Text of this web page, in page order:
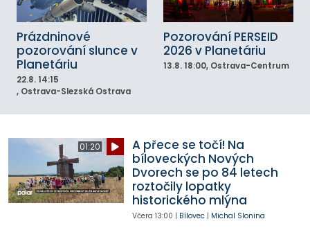
Prázdninové
pozorování slunce v
Planetáriu
22.8. 14:15
, Ostrava-Slezská Ostrava
Pozorování PERSEID
2026 v Planetáriu
13.8. 18:00, Ostrava-Centrum
01:20
A přece se točí! Na
bíloveckých Nových
Dvorech se po 84 letech
roztočily lopatky
historického mlýna
Včera 13:00 | Bílovec| Michal Slonina